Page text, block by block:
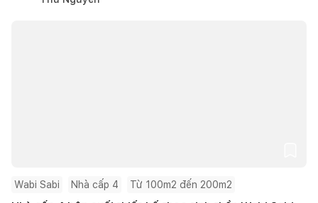
Wabi Sabi Nhà cấp 4 Từ 100m2 đến 200m2